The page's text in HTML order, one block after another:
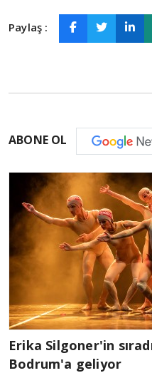
Paylaş :
ABONE OL
Erika Silgoner'in
Bodrum'a geliyor